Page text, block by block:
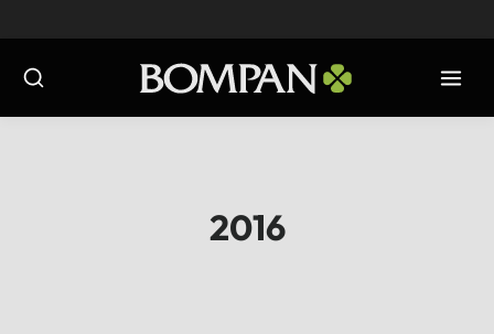
al
contenuto
2016